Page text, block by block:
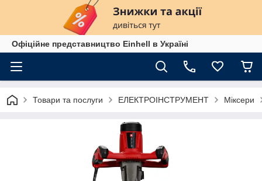
Офіційне представництво Einhell в Україні
Товари та послуги ЕЛЕКТРОІНСТРУМЕНТ Міксери